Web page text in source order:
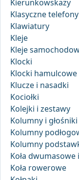
Kierunkowskazy
Klasyczne
Klawiatury
Kleje
Kleje
Klocki
Klocki hamulcowe
Klucze i nasadki
Kociołki
Kolejki i zestawy
Kolumny i
Kolumny
Kolumny
Koła
Koła rowerowe